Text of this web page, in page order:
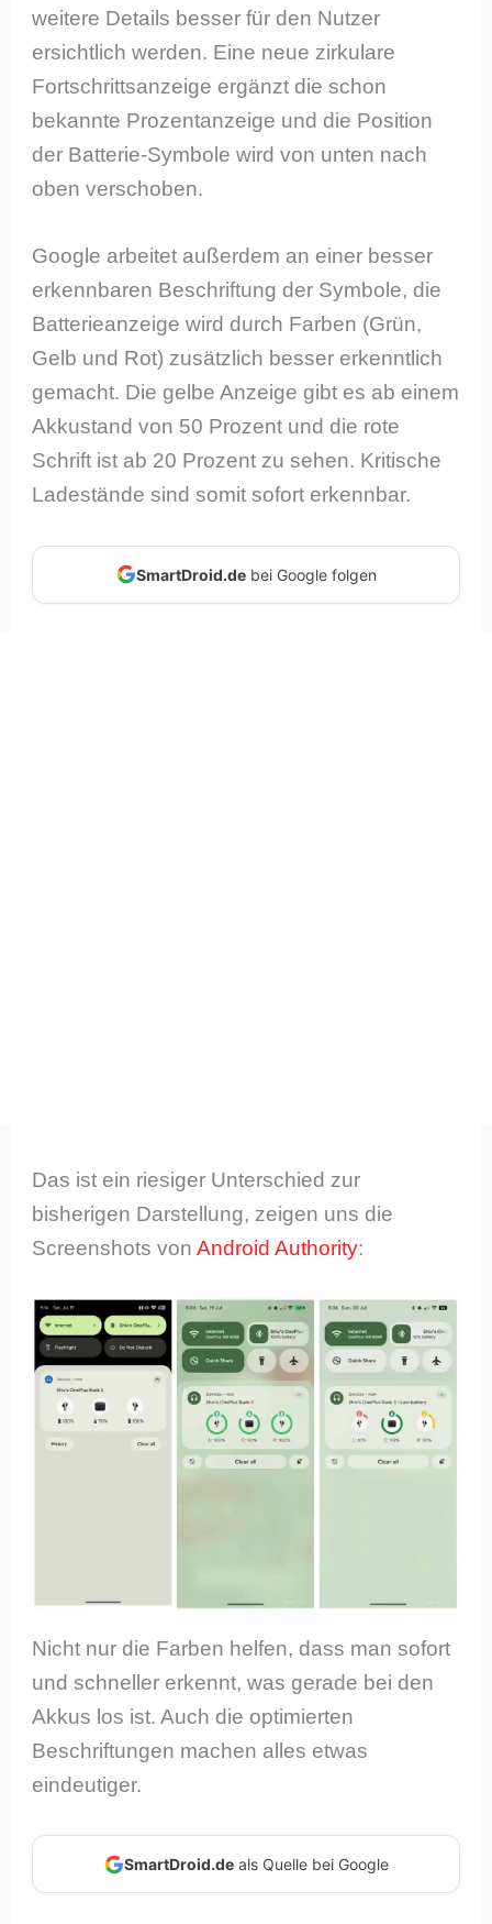
weitere Details besser für den Nutzer
ersichtlich werden. Eine neue zirkulare
Fortschrittsanzeige ergänzt die schon
bekannte Prozentanzeige und die Position
der Batterie-Symbole wird von unten nach
oben verschoben.
Google arbeitet außerdem an einer besser
erkennbaren Beschriftung der Symbole, die
Batterieanzeige wird durch Farben (Grün,
Gelb und Rot) zusätzlich besser erkenntlich
gemacht. Die gelbe Anzeige gibt es ab einem
Akkustand von 50 Prozent und die rote
Schrift ist ab 20 Prozent zu sehen. Kritische
Ladestände sind somit sofort erkennbar.
SmartDroid.debei Google folgen
Das ist ein riesiger Unterschied zur
bisherigen Darstellung, zeigen uns die
Screenshots vonAndroid Authority:
Nicht nur die Farben helfen, dass man sofort
und schneller erkennt, was gerade bei den
Akkus los ist. Auch die optimierten
Beschriftungen machen alles etwas
eindeutiger.
SmartDroid.deals Quelle bei Google